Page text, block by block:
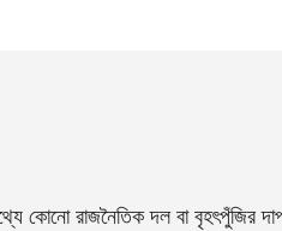
কোনো রাজনৈতিক দল বা বৃহৎপুঁজির